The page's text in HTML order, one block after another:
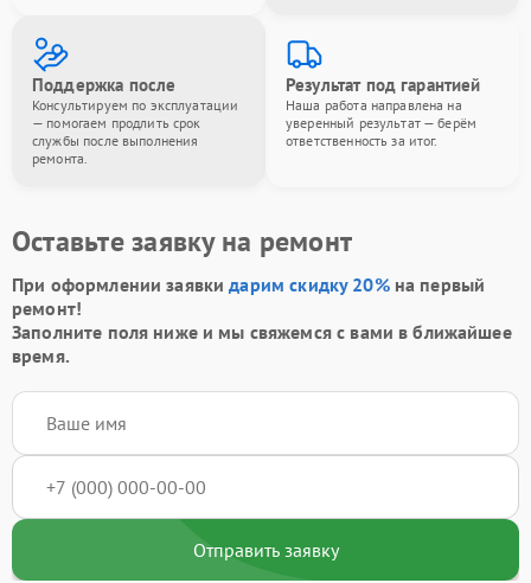
Поддержка после
Консультируем по эксплуатации
— помогаем продлить срок
службы после выполнения
ремонта.
Результат под гарантией
Наша работа направлена на
уверенный результат — берём
ответственность за итог.
Оставьте заявку на ремонт
При оформлении заявкидарим скидку 20%на первый
ремонт!
Заполните поля ниже и мы свяжемся с вами в ближайшее
время.
Отправить заявку